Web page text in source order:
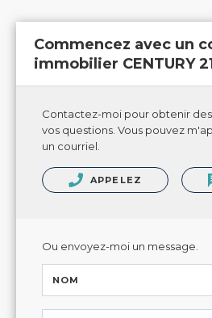
Commencez avec un
immobilier CENTURY
Contactez-moi pour obtenir
vos questions. Vous pouvez
un courriel.
APPELEZ
Ou envoyez-moi un message.
NOM